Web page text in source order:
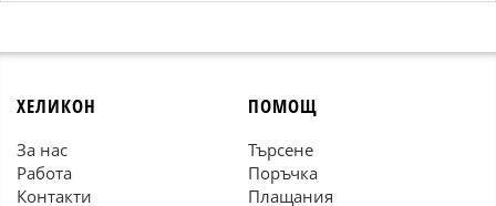
ХЕЛИКОН
За нас
Работа
Контакти
ПОМОЩ
Търсене
Поръчка
Плащания